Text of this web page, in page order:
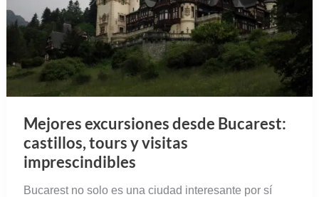
Mejores excursiones desde Bucarest:
castillos, tours y visitas
imprescindibles
Bucarest no solo es una ciudad interesante por sí